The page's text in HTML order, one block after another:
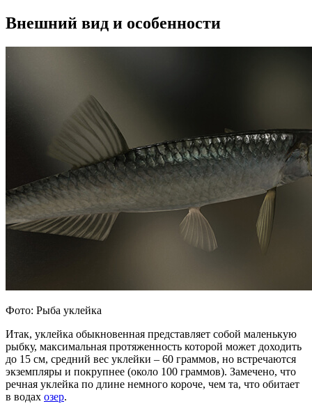
Внешний вид и особенности
Фото: Рыба уклейка
Итак, уклейка обыкновенная представляет собой маленькую
рыбку, максимальная протяженность которой может доходить
до 15 см, средний вес уклейки – 60 граммов, но встречаются
экземпляры и покрупнее (около 100 граммов). Замечено, что
речная уклейка по длине немного короче, чем та, что обитает
в водах озер.